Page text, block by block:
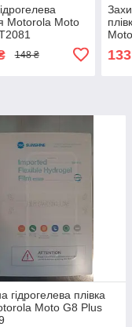
Motorola Moto
148 ₴
гідрогелева плівка
Moto G8 Plus